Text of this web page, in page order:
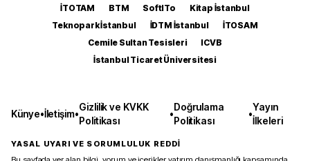
İTOTAM BTM SoftITo
Kitap İstanbul
Teknopark İstanbul
İDTM İstanbul
İTOSAM
Cemile Sultan Tesisleri
ICVB
İstanbul Ticaret Üniversitesi
Künye•İletişim•
Gizlilik ve KVKK
Politikası
•
Doğrulama
Politikası
•
Yayın
İlkeleri
YASAL UYARI VE SORUMLULUK REDDİ